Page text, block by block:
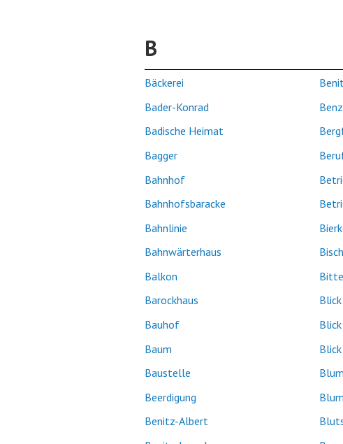
B
Bäckerei
Bader-Konrad
Badische Heimat
Bagger
Bahnhof
Bahnhofsbaracke
Bahnlinie
Bahnwärterhaus
Balkon
Barockhaus
Bauhof
Baum
Baustelle
Beerdigung
Benitz-Albert